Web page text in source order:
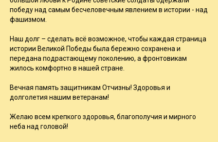
победу над самым бесчеловечным явлением в истории - над
фашизмом.
Наш долг – сделать всё возможное, чтобы каждая страница
истории Великой Победы была бережно сохранена и
передана подрастающему поколению, а фронтовикам
жилось комфортно в нашей стране.
Вечная память защитникам Отчизны! Здоровья и
долголетия нашим ветеранам!
Желаю всем крепкого здоровья, благополучия и мирного
неба над головой!